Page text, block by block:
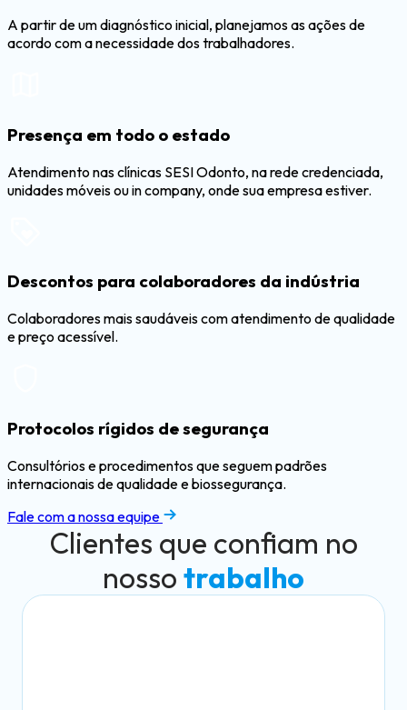
A partir de um diagnóstico inicial, planejamos as ações de
acordo com a necessidade dos trabalhadores.
Presença em todo o estado
Atendimento nas clínicas SESI Odonto, na rede credenciada,
unidades móveis ou in company, onde sua empresa estiver.
Descontos para colaboradores da indústria
Colaboradores mais saudáveis com atendimento de qualidade
e preço acessível.
Protocolos rígidos de segurança
Consultórios e procedimentos que seguem padrões
internacionais de qualidade e biossegurança.
Fale com a nossa equipe
Clientes que confiam no
nosso trabalho